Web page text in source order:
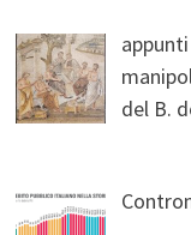
del B.